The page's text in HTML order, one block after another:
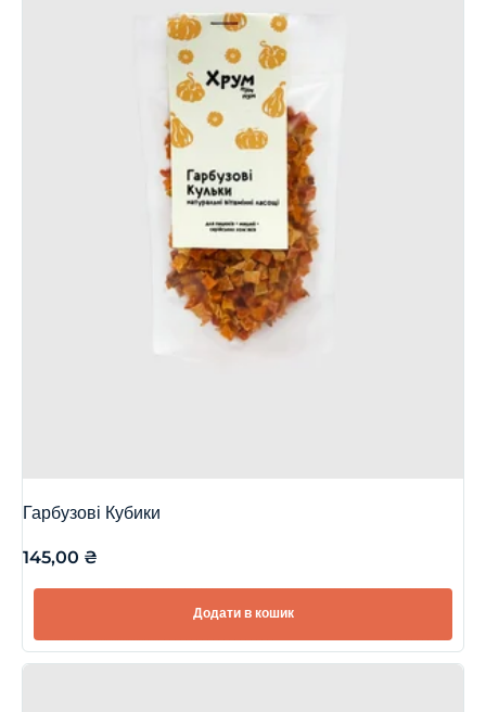
Гарбузові Кубики
145,00 ₴
Додати в кошик